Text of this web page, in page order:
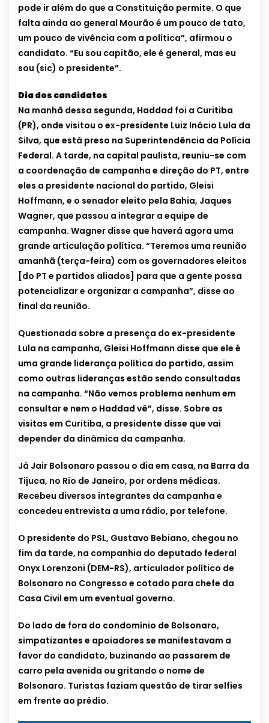
pode ir além do que a Constituição permite. O que
falta ainda ao general Mourão é um pouco de tato,
um pouco de vivência com a política”, afirmou o
candidato. “Eu sou capitão, ele é general, mas eu
sou (sic) o presidente”.
Dia dos candidatos
Na manhã dessa segunda, Haddad foi a Curitiba
(PR), onde visitou o ex-presidente Luiz Inácio Lula da
Silva, que está preso na Superintendência da Polícia
Federal. A tarde, na capital paulista, reuniu-se com
a coordenação de campanha e direção do PT, entre
eles a presidente nacional do partido, Gleisi
Hoffmann, e o senador eleito pela Bahia, Jaques
Wagner, que passou a integrar a equipe de
campanha. Wagner disse que haverá agora uma
grande articulação política. “Teremos uma reunião
amanhã (terça-feira) com os governadores eleitos
[do PT e partidos aliados] para que a gente possa
potencializar e organizar a campanha”, disse ao
final da reunião.
Questionada sobre a presença do ex-presidente
Lula na campanha, Gleisi Hoffmann disse que ele é
uma grande liderança política do partido, assim
como outras lideranças estão sendo consultadas
na campanha. “Não vemos problema nenhum em
consultar e nem o Haddad vê”, disse. Sobre as
visitas em Curitiba, a presidente disse que vai
depender da dinâmica da campanha.
Já Jair Bolsonaro passou o dia em casa, na Barra da
Tijuca, no Rio de Janeiro, por ordens médicas.
Recebeu diversos integrantes da campanha e
concedeu entrevista a uma rádio, por telefone.
O presidente do PSL, Gustavo Bebiano, chegou no
fim da tarde, na companhia do deputado federal
Onyx Lorenzoni (DEM-RS), articulador político de
Bolsonaro no Congresso e cotado para chefe da
Casa Civil em um eventual governo.
Do lado de fora do condomínio de Bolsonaro,
simpatizantes e apoiadores se manifestavam a
favor do candidato, buzinando ao passarem de
carro pela avenida ou gritando o nome de
Bolsonaro. Turistas faziam questão de tirar selfies
em frente ao prédio.